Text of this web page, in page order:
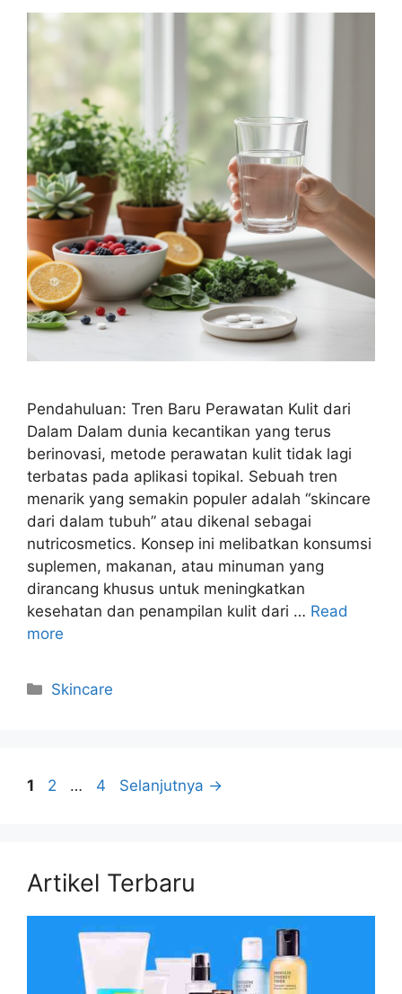
Pendahuluan: Tren Baru Perawatan Kulit dari
Dalam Dalam dunia kecantikan yang terus
berinovasi, metode perawatan kulit tidak lagi
terbatas pada aplikasi topikal. Sebuah tren
menarik yang semakin populer adalah “skincare
dari dalam tubuh” atau dikenal sebagai
nutricosmetics. Konsep ini melibatkan konsumsi
suplemen, makanan, atau minuman yang
dirancang khusus untuk meningkatkan
kesehatan dan penampilan kulit dari … Read
more
Kategori
Skincare
Halaman
1 Halaman
2 … Halaman
4 Selanjutnya →
Artikel Terbaru